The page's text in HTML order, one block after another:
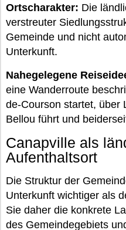
Ortscharakter: Die
verstreuter
Gemeinde und nicht
Unterkunft.
Nahegelegene
eine Wanderroute
de-Courson startet, über
Bellou führt und
Canapville als
Aufenthaltsort
Die Struktur der
Unterkunft wichtiger als
Sie daher die konkrete
des Gemeindegebiets